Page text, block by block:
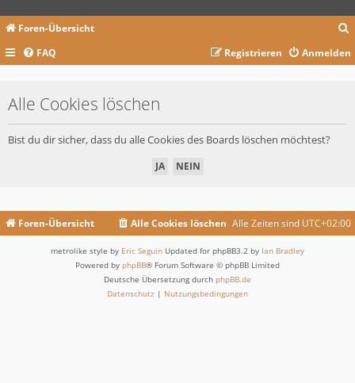
Foren-Übersicht
c
FAQ Anmelden
Registrieren
Alle Cookies löschen
Bist du dir sicher, dass du alle Cookies des Boards löschen möchtest?
Foren-Übersicht Alle Zeiten sind UTC+02:00
Alle Cookies löschen
metrolike style by Eric Seguin Updated for phpBB3.2 by Ian Bradley
Powered by phpBB® Forum Software © phpBB Limited
Deutsche Übersetzung durch phpBB.de
Datenschutz | Nutzungsbedingungen